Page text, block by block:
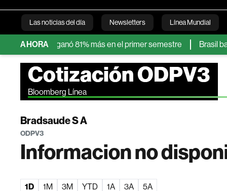
Las noticias del día Newsletters Línea Mundial
Bloomberg
AHORA
ganó 81% más en el primer semestre Brasil bate
Cotización ODPV3
Bloomberg Línea
Bradsaude S A
ODPV3
Informacion no
1D 1M 3M YTD 1A 3A 5A